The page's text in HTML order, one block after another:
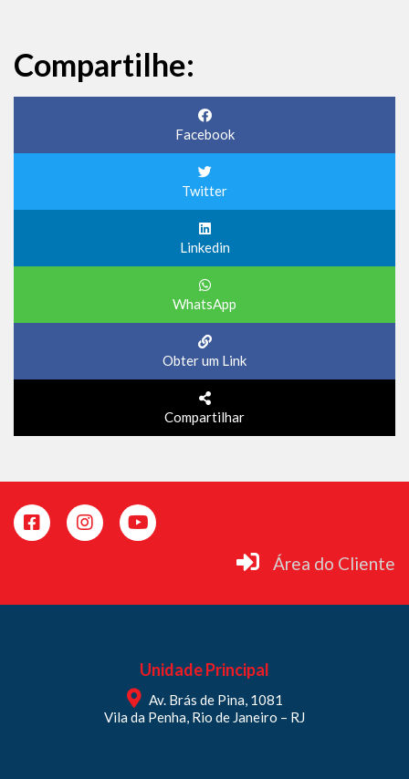
Compartilhe:
Facebook
Twitter
Linkedin
WhatsApp
Obter um Link
Compartilhar
Área do Cliente
Unidade Principal
Av. Brás de Pina, 1081
Vila da Penha, Rio de Janeiro – RJ